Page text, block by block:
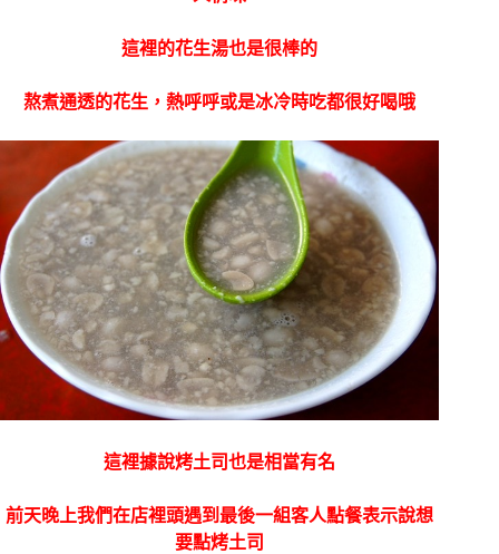
這裡的花生湯也是很棒的
熬煮通透的花生，熱呼呼或是冰冷時吃都很好喝哦
這裡據說烤土司也是相當有名
前天晚上我們在店裡頭遇到最後一組客人點餐表示說想
要點烤土司